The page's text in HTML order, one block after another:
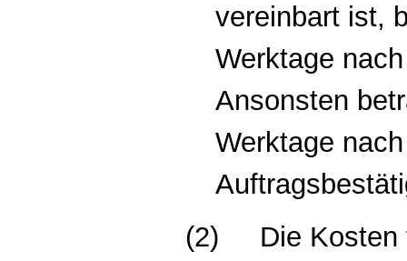
vereinbart ist,
Werktage
Ansonsten
Werktage
(2)
Die